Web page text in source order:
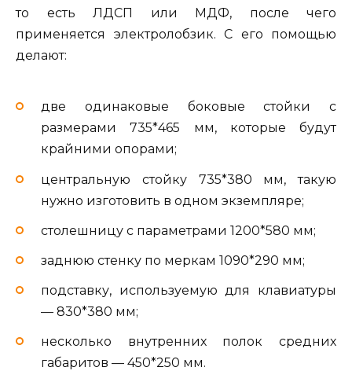
то есть ЛДСП или МДФ, после чего
применяется электролобзик. С его помощью
делают:
две одинаковые боковые стойки с
размерами 735*465 мм, которые будут
крайними опорами;
центральную стойку 735*380 мм, такую
нужно изготовить в одном экземпляре;
столешницу с параметрами 1200*580 мм;
заднюю стенку по меркам 1090*290 мм;
подставку, используемую для клавиатуры
— 830*380 мм;
несколько внутренних полок средних
габаритов — 450*250 мм.